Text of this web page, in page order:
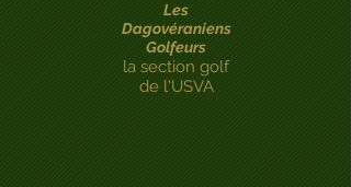
Les
Dagovéraniens
Golfeurs
la section golf
de l'USVA